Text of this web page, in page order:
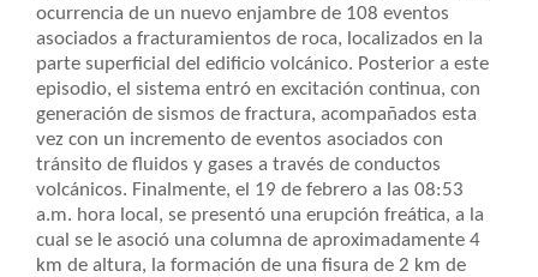
ocurrencia de un nuevo enjambre de 108 eventos
asociados a fracturamientos de roca, localizados en la
parte superficial del edificio volcánico. Posterior a este
episodio, el sistema entró en excitación continua, con
generación de sismos de fractura, acompañados esta
vez con un incremento de eventos asociados con
tránsito de fluidos y gases a través de conductos
volcánicos. Finalmente, el 19 de febrero a las 08:53
a.m. hora local, se presentó una erupción freática, a la
cual se le asoció una columna de aproximadamente 4
km de altura, la formación de una fisura de 2 km de